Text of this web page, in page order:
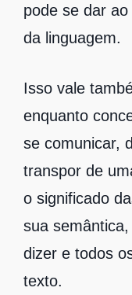
pode se dar
da linguagem.
Isso vale
enquanto
se comunicar,
transpor de
o significado
sua
dizer e todos
texto.